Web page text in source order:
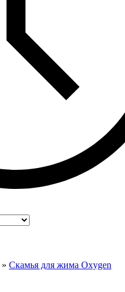
» Скамья для жима Oxygen